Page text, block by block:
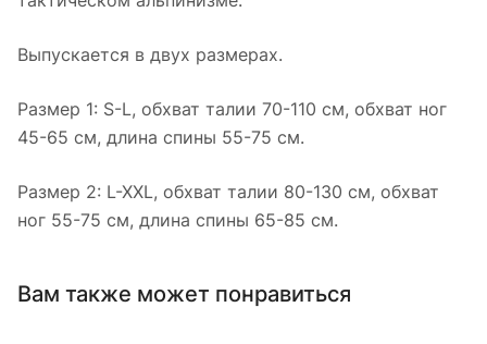
Выпускается в двух размерах.
Размер 1: S-L, обхват талии 70-110 см, обхват ног
45-65 см, длина спины 55-75 см.
Размер 2: L-XXL, обхват талии 80-130 см, обхват
ног 55-75 см, длина спины 65-85 см.
Вам также может понравиться